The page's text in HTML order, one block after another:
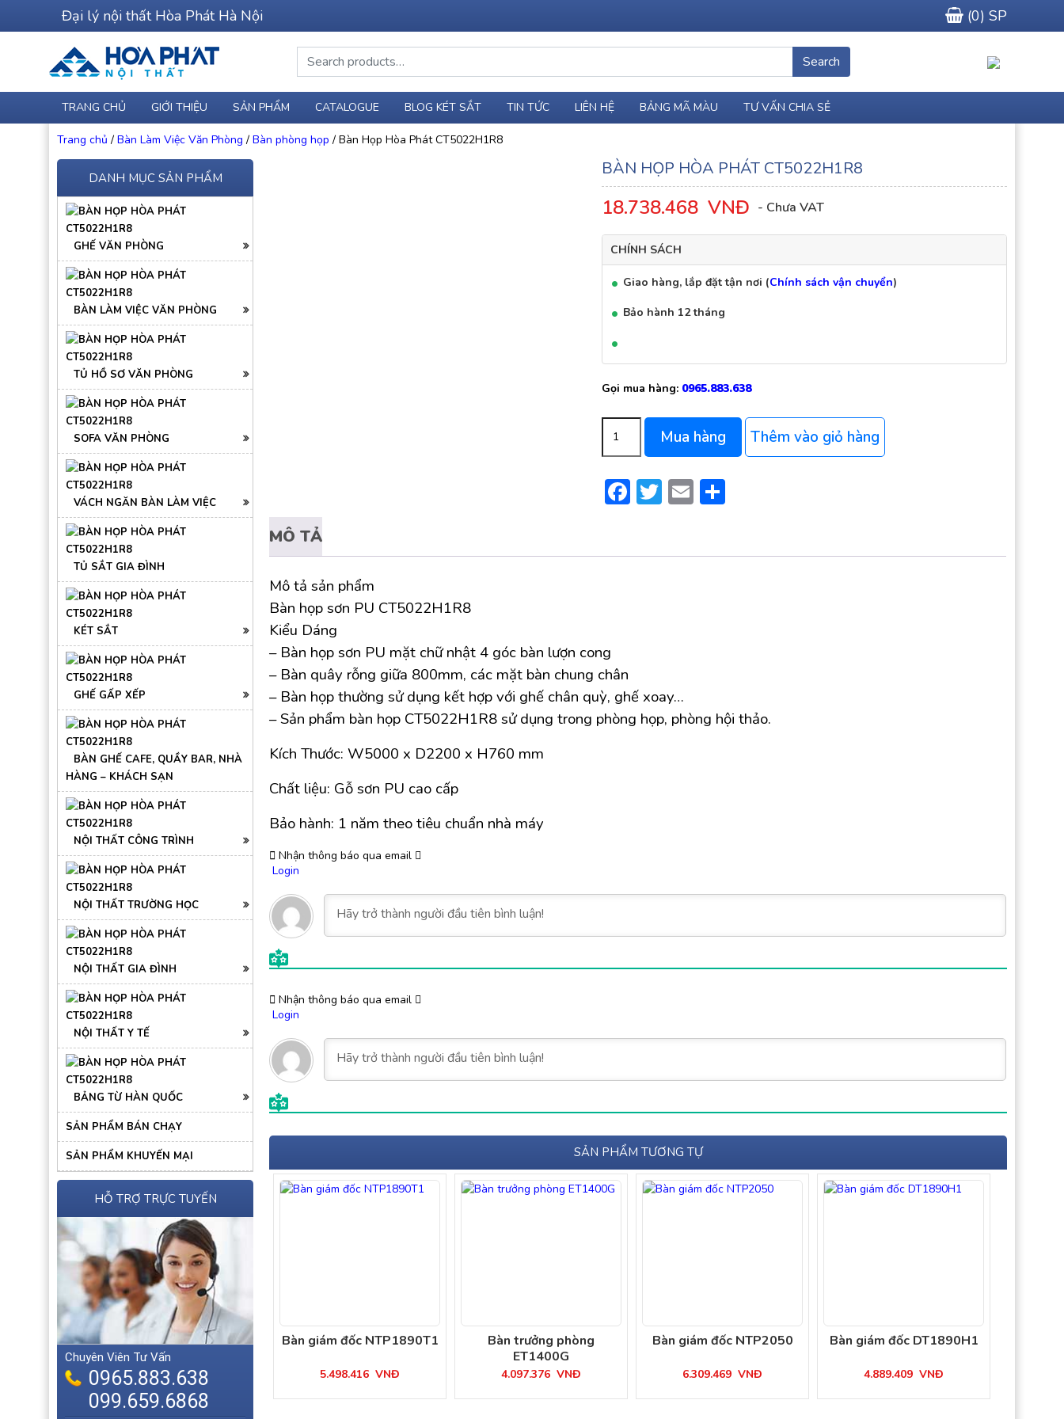
Đại lý nội thất Hòa Phát Hà Nội (0) SP
Search for: Search
TRANG CHỦ GIỚI THIỆU SẢN PHẨM CATALOGUE BLOG KÉT SẮT TIN TỨC LIÊN HỆ BẢNG MÃ MÀU TƯ VẤN CHIA SẺ
Trang chủ / Bàn Làm Việc Văn Phòng / Bàn phòng họp / Bàn Họp Hòa Phát CT5022H1R8
DANH MỤC SẢN PHẨM
GHẾ VĂN PHÒNG
BÀN LÀM VIỆC VĂN PHÒNG
TỦ HỒ SƠ VĂN PHÒNG
SOFA VĂN PHÒNG
VÁCH NGĂN BÀN LÀM VIỆC
TỦ SẮT GIA ĐÌNH
KÉT SẮT
GHẾ GẤP XẾP
BÀN GHẾ CAFE, QUẦY BAR, NHÀ
HÀNG – KHÁCH SẠN
NỘI THẤT CÔNG TRÌNH
NỘI THẤT TRƯỜNG HỌC
NỘI THẤT GIA ĐÌNH
NỘI THẤT Y TẾ
BẢNG TỪ HÀN QUỐC
SẢN PHẨM BÁN CHẠY
SẢN PHẨM KHUYẾN MẠI
HỖ TRỢ TRỰC TUYẾN
Chuyên Viên Tư Vấn
0965.883.638
099.659.6868
BÀN HỌP HÒA PHÁT CT5022H1R8
18.738.468 VNĐ
CHÍNH SÁCH
Giao hàng, lắp đặt tận nơi (Chính sách vận chuyển)
Bảo hành 12 tháng
Gọi mua hàng: 0965.883.638
Bàn Họp Hòa Phát CT5022H1R8 quantity
Mua hàng Thêm vào giỏ hàng
Facebook
Twitter
EmailShare
MÔ TẢ
Mô tả sản phẩm
Bàn họp sơn PU CT5022H1R8
Kiểu Dáng
– Bàn họp sơn PU mặt chữ nhật 4 góc bàn lượn cong
– Bàn quây rỗng giữa 800mm, các mặt bàn chung chân
– Bàn họp thường sử dụng kết hợp với ghế chân quỳ, ghế xoay…
– Sản phẩm bàn họp CT5022H1R8 sử dụng trong phòng họp, phòng hội thảo.
Kích Thước: W5000 x D2200 x H760 mm
Chất liệu: Gỗ sơn PU cao cấp
Bảo hành: 1 năm theo tiêu chuẩn nhà máy
Nhận thông báo qua email
Login
Nhận thông báo qua email
Login
SẢN PHẨM TƯƠNG TỰ
Bàn giám đốc NTP1890T1
5.498.416 VNĐ
Bàn trưởng phòng
ET1400G
4.097.376 VNĐ
Bàn giám đốc NTP2050
6.309.469 VNĐ
Bàn giám đốc DT1890H1
4.889.409 VNĐ